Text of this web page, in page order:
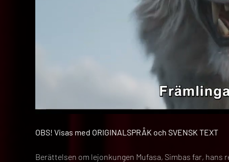
OBS! Visas med ORIGINALSPRÅK och SVENSK TEXT
Berättelsen om lejonkungen Mufasa, Simbas far,